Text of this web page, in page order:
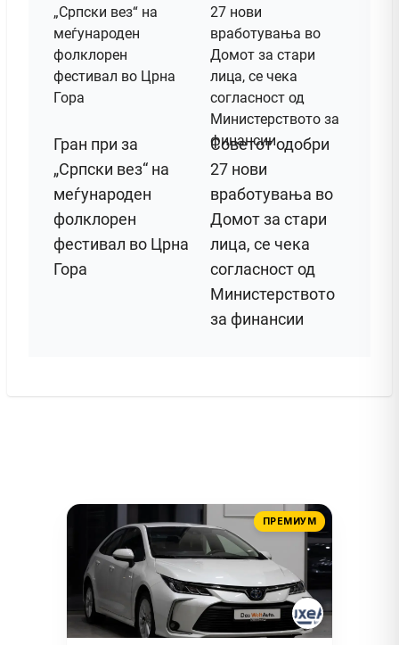
Гран при за
„Српски вез“ на
меѓународен
фолклорен
фестивал во Црна
Гора
Советот одобри
27 нови
вработувања во
Домот за стари
лица, се чека
согласност од
Министерството
за финансии
ПРЕМИУМ